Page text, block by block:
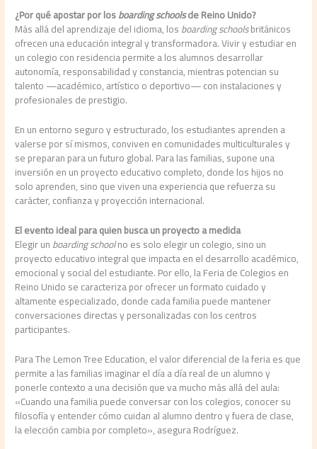
¿Por qué apostar por losboarding schoolsde Reino Unido?
Más allá del aprendizaje del idioma, losboarding schoolsbritánicos
ofrecen una educación integral y transformadora. Vivir y estudiar en
un colegio con residencia permite a los alumnos desarrollar
autonomía, responsabilidad y constancia, mientras potencian su
talento —académico, artístico o deportivo— con instalaciones y
profesionales de prestigio.
En un entorno seguro y estructurado, los estudiantes aprenden a
valerse por sí mismos, conviven en comunidades multiculturales y
se preparan para un futuro global. Para las familias, supone una
inversión en un proyecto educativo completo, donde los hijos no
solo aprenden, sino que viven una experiencia que refuerza su
carácter, confianza y proyección internacional.
El evento ideal para quien busca un proyecto a medida
Elegir unboarding schoolno es solo elegir un colegio, sino un
proyecto educativo integral que impacta en el desarrollo académico,
emocional y social del estudiante. Por ello, la Feria de Colegios en
Reino Unido se caracteriza por ofrecer un formato cuidado y
altamente especializado, donde cada familia puede mantener
conversaciones directas y personalizadas con los centros
participantes.
Para The Lemon Tree Education, el valor diferencial de la feria es que
permite a las familias imaginar el día a día real de un alumno y
ponerle contexto a una decisión que va mucho más allá del aula:
«Cuando una familia puede conversar con los colegios, conocer su
filosofía y entender cómo cuidan al alumno dentro y fuera de clase,
la elección cambia por completo», asegura Rodríguez.